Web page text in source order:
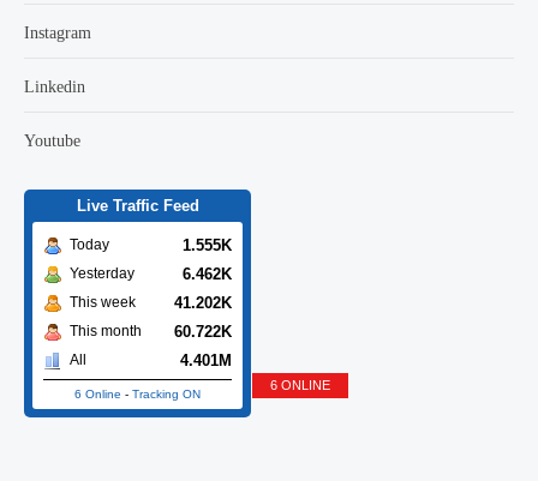
Instagram
Linkedin
Youtube
Live Traffic Feed
Today 1.555K
Yesterday 6.462K
This week 41.202K
This month 60.722K
All 4.401M
6 Online - Tracking ON
6 ONLINE